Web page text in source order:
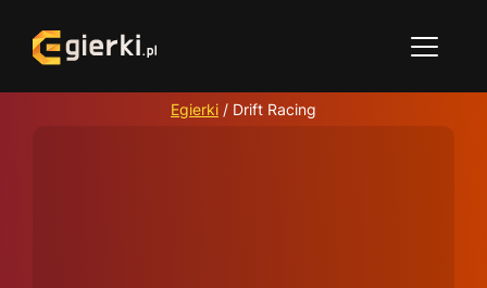
Egierki / Drift Racing